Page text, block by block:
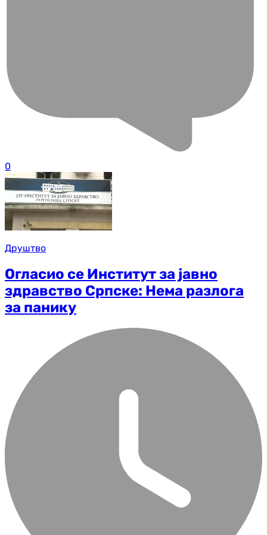
0
Друштво
Огласио се Институт за јавно
здравство Српске: Нема разлога
за панику